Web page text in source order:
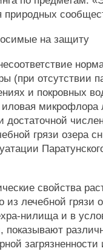
природных
на защиту
(при отсутствии
и покровных
микрофлора
достаточной
грязи озера
свойства
из лечебной грязи
нилища и в
показывают